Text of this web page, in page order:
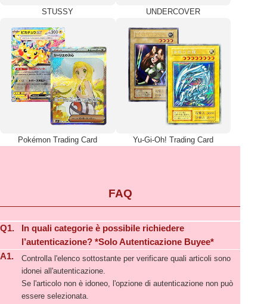
STUSSY UNDERCOVER
Pokémon Trading Card Yu-Gi-Oh! Trading Card
FAQ
Q1.
In quali categorie è possibile richiedere
l’autenticazione? *Solo Autenticazione Buyee*
A1.
Controlla l'elenco sottostante per verificare quali articoli sono
idonei all'autenticazione.
Se l'articolo non è idoneo, l'opzione di autenticazione non può
essere selezionata.